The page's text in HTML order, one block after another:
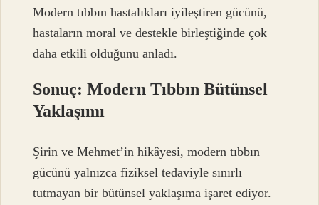
Modern tıbbın hastalıkları iyileştiren gücünü,
hastaların moral ve destekle birleştiğinde çok
daha etkili olduğunu anladı.
Sonuç: Modern Tıbbın Bütünsel
Yaklaşımı
Şirin ve Mehmet’in hikâyesi, modern tıbbın
gücünü yalnızca fiziksel tedaviyle sınırlı
tutmayan bir bütünsel yaklaşıma işaret ediyor.